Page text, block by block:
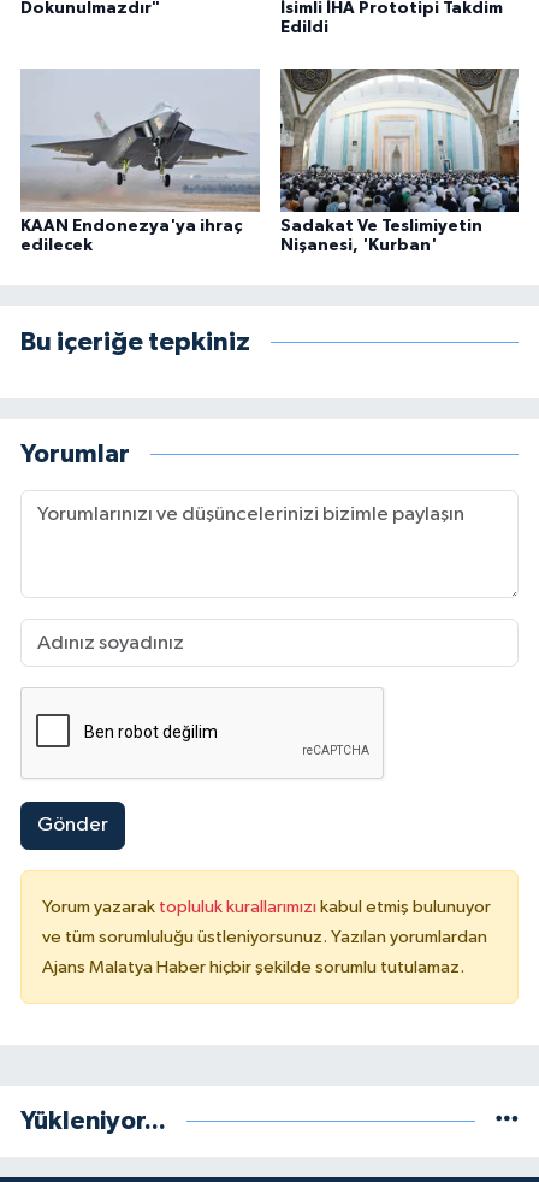
Dokunulmazdır"
İsimli İHA Prototipi Takdim
Edildi
KAAN Endonezya'ya ihraç
edilecek
Sadakat Ve Teslimiyetin
Nişanesi, 'Kurban'
Bu içeriğe tepkiniz
Yorumlar
Gönder
Yorum yazarak topluluk kurallarımızı kabul etmiş bulunuyor
ve tüm sorumluluğu üstleniyorsunuz. Yazılan yorumlardan
Ajans Malatya Haber hiçbir şekilde sorumlu tutulamaz.
Yükleniyor...